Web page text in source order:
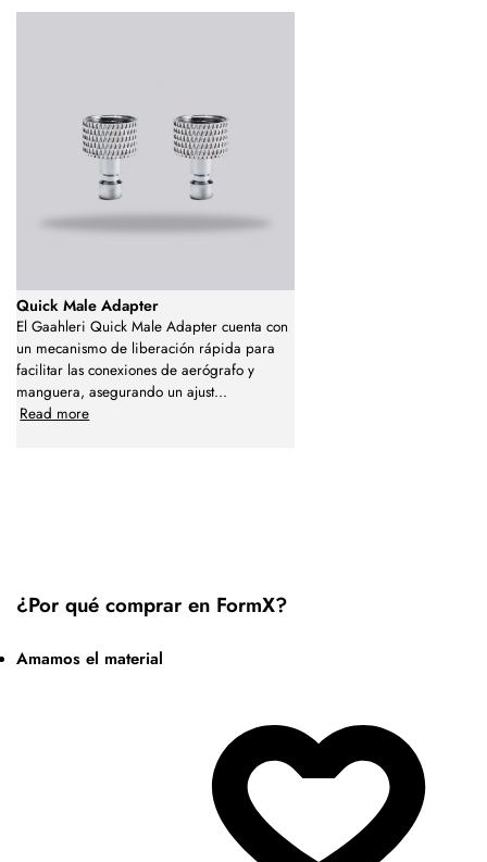
Quick Male Adapter
El Gaahleri Quick Male Adapter cuenta con
un mecanismo de liberación rápida para
facilitar las conexiones de aerógrafo y
manguera, asegurando un ajust...
Read more
¿Por qué comprar en FormX?
Amamos el material